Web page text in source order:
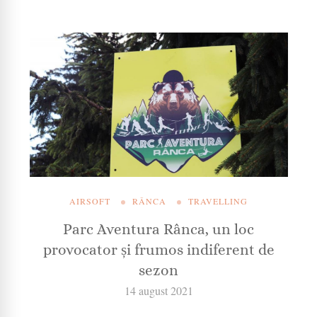
AIRSOFT RÂNCA TRAVELLING
Parc Aventura Rânca, un loc
provocator și frumos indiferent de
sezon
14 august 2021